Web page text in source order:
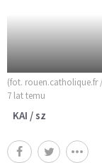
(fot. rouen.catholique.fr
7 lat temu
KAI / sz